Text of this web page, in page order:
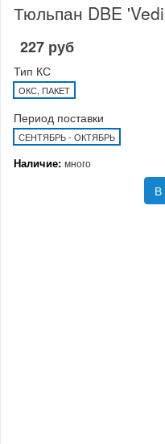
Тюльпан DBE
227 руб
Тип КС
ОКС, ПАКЕТ
Период поставки
СЕНТЯБРЬ - ОКТЯБРЬ
Наличие: много
В